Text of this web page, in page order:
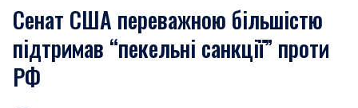
Сенат США переважною більшістю
підтримав “пекельні санкції” проти
РФ